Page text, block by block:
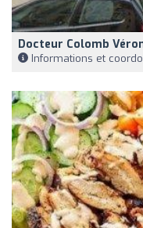
Docteur Colomb
Informations et